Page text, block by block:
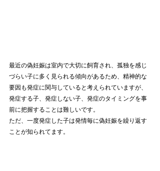
最近の偽妊娠は室内で大切に飼育され、孤独を感じ
づらい子に多く見られる傾向があるため、精神的な
要因も発症に関与していると考えられていますが、
発症する子、発症しない子、発症のタイミングを事
前に把握することは難しいです。
ただ、一度発症した子は発情毎に偽妊娠を繰り返す
ことが知られてます。